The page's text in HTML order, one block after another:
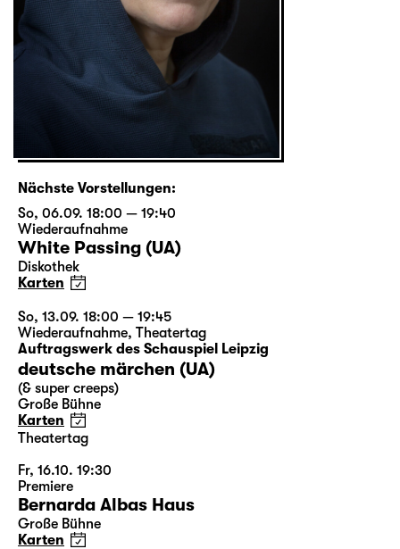
Nächste Vorstellungen:
So, 06.09. 18:00 — 19:40
Wiederaufnahme
White Passing (UA)
Diskothek
Karten
So, 13.09. 18:00 — 19:45
Wiederaufnahme, Theatertag
Auftragswerk des Schauspiel Leipzig
deutsche märchen (UA)
(& super creeps)
Große Bühne
Karten
Theatertag
Fr, 16.10. 19:30
Premiere
Bernarda Albas Haus
Große Bühne
Karten